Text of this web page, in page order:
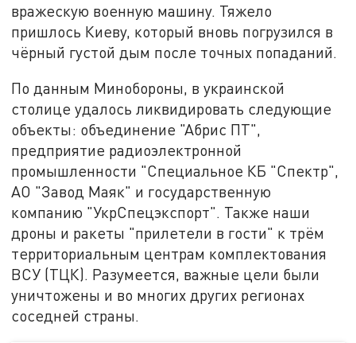
вражескую военную машину. Тяжело
пришлось Киеву, который вновь погрузился в
чёрный густой дым после точных попаданий.
По данным Минобороны, в украинской
столице удалось ликвидировать следующие
объекты: объединение "Абрис ПТ",
предприятие радиоэлектронной
промышленности "Специальное КБ "Спектр",
АО "Завод Маяк" и государственную
компанию "УкрСпецэкспорт". Также наши
дроны и ракеты "прилетели в гости" к трём
территориальным центрам комплектования
ВСУ (ТЦК). Разумеется, важные цели были
уничтожены и во многих других регионах
соседней страны.